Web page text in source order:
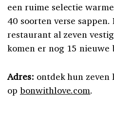
een ruime selectie
40 soorten verse
restaurant al zeven
komen er nog 15 nieuwe
Adres: ontdek hun zeven
op bonwithlove.com.